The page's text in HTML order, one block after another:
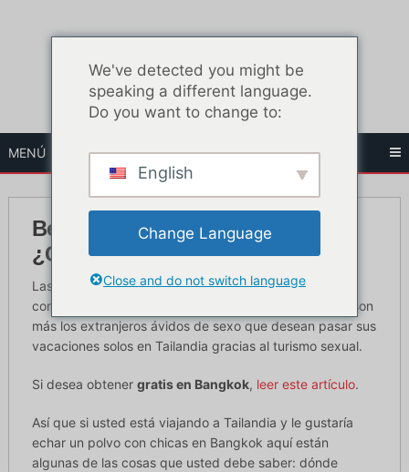
MENÚ
Beer Bar Girls en Bangkok -
¿Cuánto cuesta?
Las chicas de Bangkok están muy dispuestas a
complacerte siempre que tengas el dinero. Cada vez son
más los extranjeros ávidos de sexo que desean pasar sus
vacaciones solos en Tailandia gracias al turismo sexual.
Si desea obtener gratis en Bangkok, leer este artículo.
Así que si usted está viajando a Tailandia y le gustaría
echar un polvo con chicas en Bangkok aquí están
algunas de las cosas que usted debe saber: dónde
We've detected you might be
speaking a different language.
Do you want to change to:
English
Change Language
Close and do not switch language